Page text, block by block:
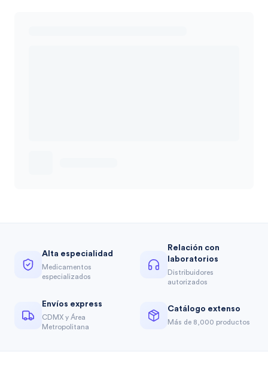
Alta especialidad
Medicamentos
especializados
Relación con
laboratorios
Distribuidores
autorizados
Envíos express
CDMX y Área
Metropolitana
Catálogo extenso
Más de 8,000 productos